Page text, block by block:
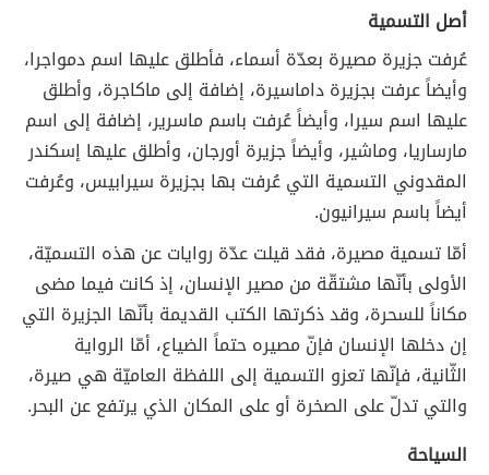
أصل التسمية
عُرفت جزيرة مصيرة بعدّة أسماء، فأطلق عليها اسم دمواجرا،
وأيضاً عرفت بجزيرة داماسيرة، إضافة إلى ماكاجرة، وأطلق
عليها اسم سيرا، وأيضاً عُرفت باسم ماسرير، إضافة إلى اسم
مارساريا، وماشير، وأيضاً جزيرة أورجان، وأطلق عليها إسكندر
المقدوني التسمية التي عُرفت بها بجزيرة سيرابيس، وعُرفت
أيضاً باسم سيرانيون.
أمّا تسمية مصيرة، فقد قيلت عدّة روايات عن هذه التسميّة،
الأولى بأنّها مشتقّة من مصير الإنسان، إذ كانت فيما مضى
مكاناً للسحرة، وقد ذكرتها الكتب القديمة بأنّها الجزيرة التي
إن دخلها الإنسان فإنّ مصيره حتماً الضياع، أمّا الرواية
الثّانية، فإنّها تعزو التسمية إلى اللفظة العاميّة هي صيرة،
والتي تدلّ على الصخرة أو على المكان الذي يرتفع عن البحر.
السياحة